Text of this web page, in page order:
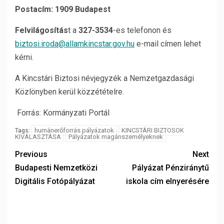
Postacím: 1909 Budapest
Felvilágosítást a 327-3534-es telefonon és
biztosi.iroda@allamkincstar.gov.hu e-mail címen lehet
kérni.
A Kincstári Biztosi névjegyzék a Nemzetgazdasági
Közlönyben kerül közzétételre.
Forrás: Kormányzati Portál
Tags: humánerőforrás pályázatok
KINCSTÁRI BIZTOSOK
KIVÁLASZTÁSA
Pályázatok magánszemélyeknek
Previous
Budapesti Nemzetközi
Digitális Fotópályázat
Next
Pályázat Pénziránytű
iskola cím elnyerésére